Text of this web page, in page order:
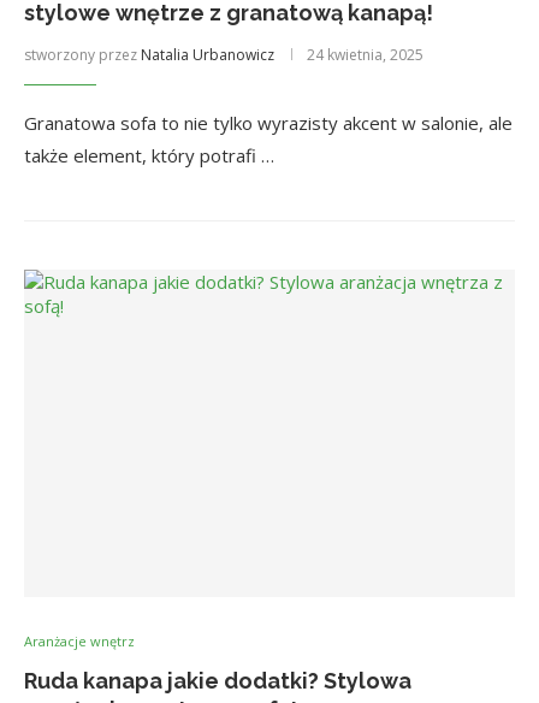
stylowe wnętrze z granatową kanapą!
stworzony przez Natalia Urbanowicz 24 kwietnia, 2025
Granatowa sofa to nie tylko wyrazisty akcent w salonie, ale
także element, który potrafi …
Aranżacje wnętrz
Ruda kanapa jakie dodatki? Stylowa